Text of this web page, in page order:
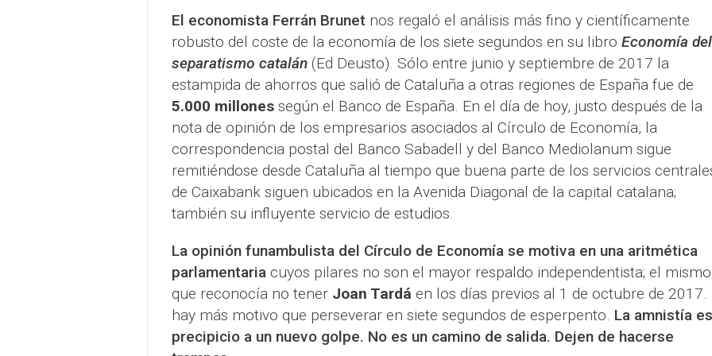
El economista Ferrán Brunet nos regaló el análisis más fino y científicamente
robusto del coste de la economía de los siete segundos en su libro Economía del
separatismo catalán(Ed Deusto). Sólo entre junio y septiembre de 2017 la
estampida de ahorros que salió de Cataluña a otras regiones de España fue de
5.000 millonessegún el Banco de España. En el día de hoy, justo después de la
nota de opinión de los empresarios asociados al Círculo de Economía, la
correspondencia postal del Banco Sabadell y del Banco Mediolanum sigue
remitiéndose desde Cataluña al tiempo que buena parte de los servicios
de Caixabank siguen ubicados en la Avenida Diagonal de la capital catalana;
también su influyente servicio de estudios.
La opinión funambulista del Círculo de Economía se motiva en una aritmética
parlamentariacuyos pilares no son el mayor respaldo independentista; el mismo
que reconocía no tener Joan Tardá en los días previos al 1 de octubre de 2017.
hay más motivo que perseverar en siete segundos de esperpento. La amnistía
precipicio a un nuevo golpe. No es un camino de salida. Dejen de hacerse